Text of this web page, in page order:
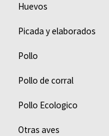
Huevos
Picada y elaborados
Pollo
Pollo de corral
Pollo Ecologico
Otras aves